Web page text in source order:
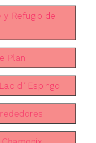
y Refugio de
Plan
d´Espingo